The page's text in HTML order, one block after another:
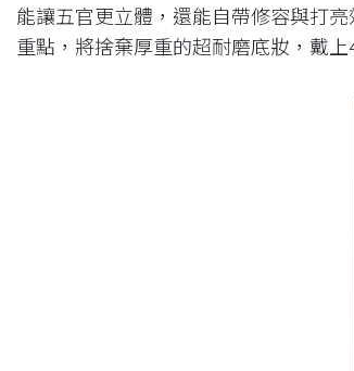
能讓五官更立體，還能自帶修容與打
重點，將捨棄厚重的超耐磨底妝，戴